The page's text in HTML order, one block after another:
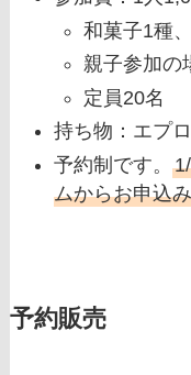
和菓子1種
親子参加の
定員20名
持ち物：エプ
予約制です。
ムからお申込
予約販売